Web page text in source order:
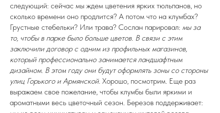
следующий: сейчас мы ждем цветения ярких тюльпанов, но
сколько времени оно продлится? А потом что на клумбах?
Грустные стебельки? Или трава? Сослан парировал: мы за
то, чтобы в парке было больше цветов. В связи с этим
заключили договор с одним из профильных магазинов,
который профессионально занимается ландшафтным
дизайном. В этом году они будут оформлять зоны со стороны
улиц Горького и Армянской. Хорошо, посмотрим. Еще раз
выражаем свое пожелание, чтобы клумбы были яркими и
ароматными весь цветочный сезон. Березов поддерживает: